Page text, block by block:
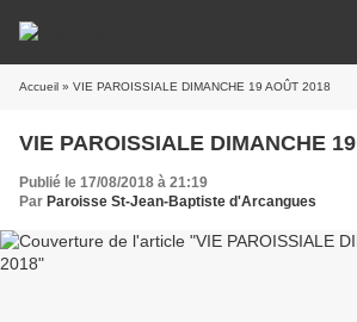
Accueil » VIE PAROISSIALE DIMANCHE 19 AOÛT 2018
VIE PAROISSIALE DIMANCHE
Publié le 17/08/2018 à 21:19
Par Paroisse St-Jean-Baptiste d'Arcangues